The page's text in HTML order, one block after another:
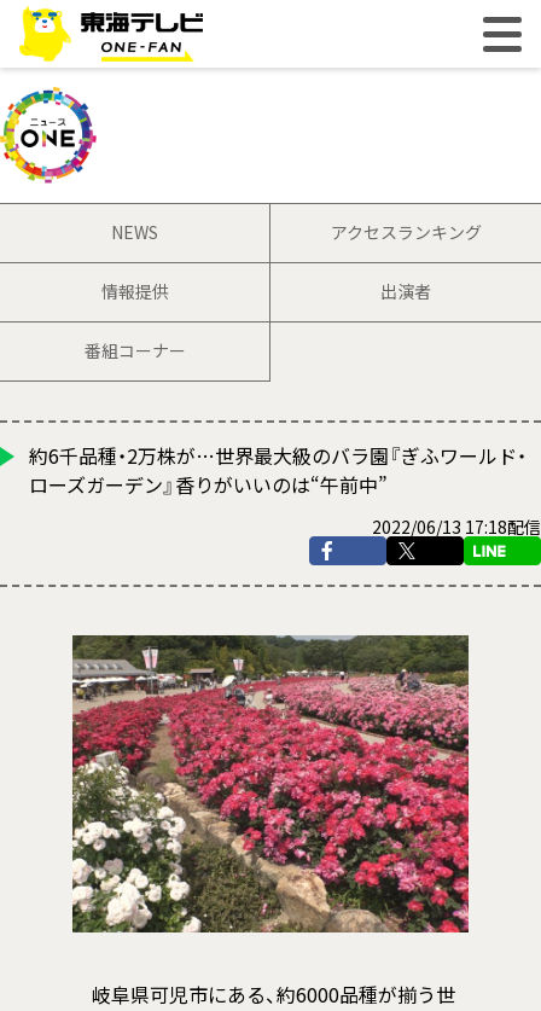
NEWS アクセスランキング
情報提供 出演者
番組コーナー
約6千品種・2万株が…世界最大級のバラ園『ぎふワールド・
ローズガーデン』香りがいいのは“午前中”
2022/06/13 17:18配信
岐阜県可児市にある、約6000品種が揃う世